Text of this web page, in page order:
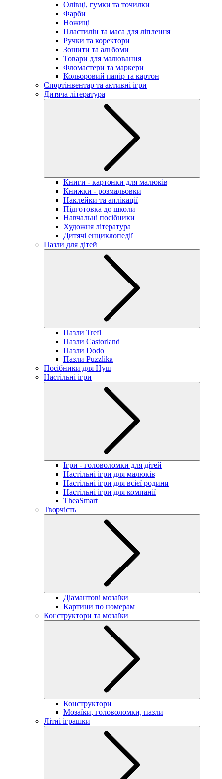
Олівці, гумки та точилки
Фарби
Ножиці
Пластилін та маса для ліплення
Ручки та коректори
Зошити та альбоми
Товари для малювання
Фломастери та маркери
Кольоровий папір та картон
Спортінвентар та активні ігри
Дитяча література
Книги - картонки для малюків
Книжки - розмальовки
Наклейки та аплікації
Підготовка до школи
Навчальні посібники
Художня література
Дитячі енциклопедії
Пазли для дітей
Пазли Trefl
Пазли Castorland
Пазли Dodo
Пазли Puzzlika
Посібники для Нуш
Настільні ігри
Ігри - головоломки для дітей
Настільні ігри для малюків
Настільні ігри для всієї родини
Настільні ігри для компанії
TheaSmart
Творчість
Діамантові мозаїки
Картини по номерам
Конструктори та мозаїки
Конструктори
Мозаїки, головоломки, пазли
Літні іграшки